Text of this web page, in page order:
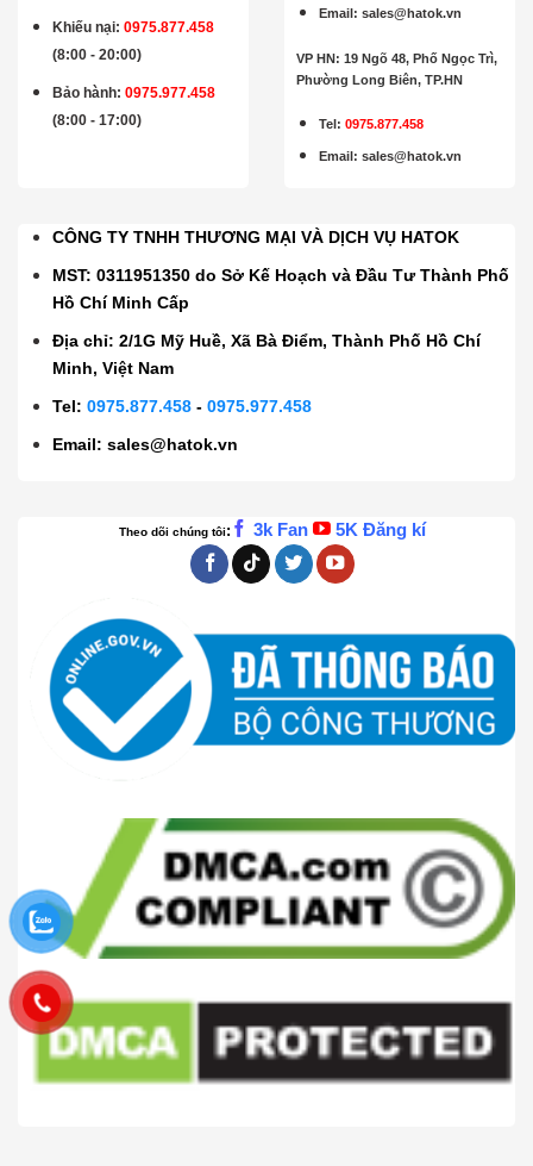
Khiếu nại: 0975.877.458
(8:00 - 20:00)
Bảo hành:0975.977.458
(8:00 - 17:00)
Email :sales@hatok.vn
VP HN: 19 Ngõ 48, Phố Ngọc Trì,
Phường Long Biên, TP.HN
Tel: 0975.877.458
Email:sales@hatok.vn
CÔNG TY TNHH THƯƠNG MẠI VÀ DỊCH VỤ HATOK
MST: 0311951350 do Sở Kế Hoạch và Đầu Tư Thành Phố
Hồ Chí Minh Cấp
Địa chỉ: 2/1G Mỹ Huề, Xã Bà Điểm, Thành Phố Hồ Chí
Minh, Việt Nam
Tel:0975.877.458 -0975.977.458
Email:sales@hatok.vn
Theo dõi chúng tôi: 3k Fan 5K Đăng kí